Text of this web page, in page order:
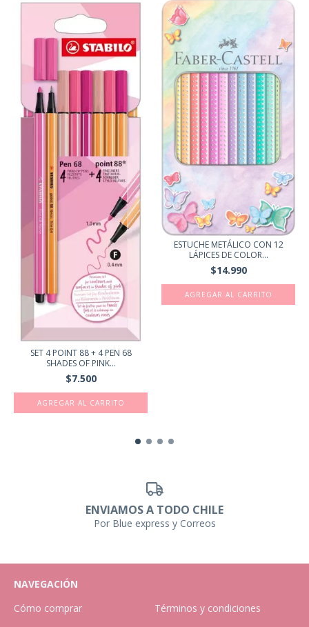
SET 4 POINT 88 + 4 PEN 68
SHADES OF PINK...
$7.500
ESTUCHE METÁLICO CON 12
LÁPICES DE COLOR...
$14.990
ENVIAMOS A TODO CHILE
Por Blue express y Correos
NAVEGACIÓN
Cómo comprar
Términos y condiciones